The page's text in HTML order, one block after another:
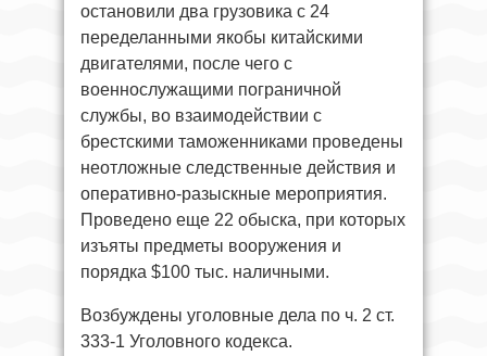
остановили два грузовика с 24
переделанными якобы китайскими
двигателями, после чего с
военнослужащими пограничной
службы, во взаимодействии с
брестскими таможенниками проведены
неотложные следственные действия и
оперативно-разыскные мероприятия.
Проведено еще 22 обыска, при которых
изъяты предметы вооружения и
порядка $100 тыс. наличными.
Возбуждены уголовные дела по ч. 2 ст.
333-1 Уголовного кодекса.